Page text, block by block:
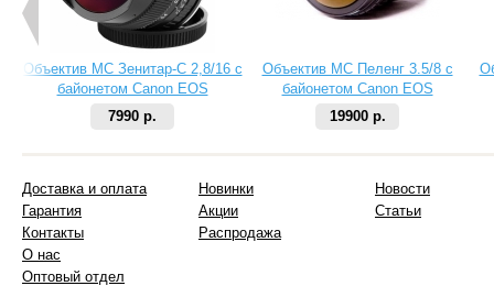
Объектив МС Зенитар-C 2,8/16 с
байонетом Canon EOS
7990 р.
Объектив МС Пеленг 3.5/8 с
байонетом Canon EOS
19900 р.
Доставка и оплата
Гарантия
Контакты
О нас
Оптовый отдел
Новинки
Акции
Распродажа
Новости
Статьи